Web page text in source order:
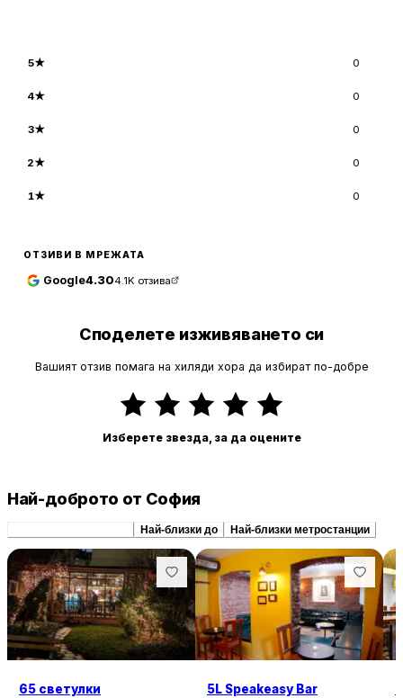
5★ 0
4★ 0
3★ 0
2★ 0
1★ 0
ОТЗИВИ В МРЕЖАТА
Google4.304.1K отзива
Споделете изживяването си
Вашият отзив помага на хиляди хора да избират по-добре
Изберете звезда, за да оцените
Най-доброто от София
Най-близки до Най-близки метростанции
65 светулки 5L Speakeasy Bar